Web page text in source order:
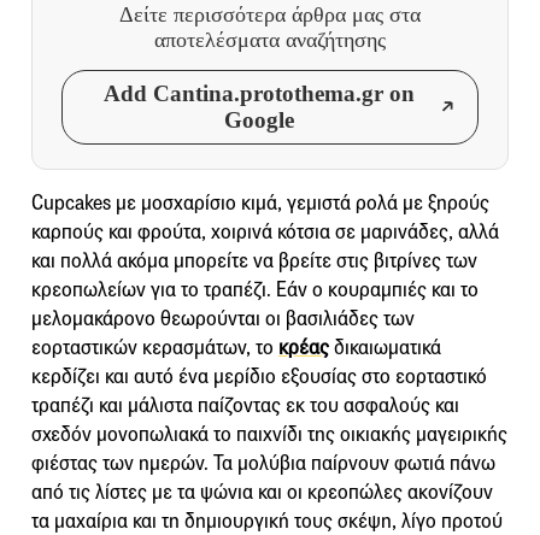
Δείτε περισσότερα άρθρα μας στα
αποτελέσματα αναζήτησης
Add Cantina.protothema.gr on
Google
Cupcakes με μοσχαρίσιο κιμά, γεμιστά ρολά με ξηρούς
καρπούς και φρούτα, χοιρινά κότσια σε μαρινάδες, αλλά
και πολλά ακόμα μπορείτε να βρείτε στις βιτρίνες των
κρεοπωλείων για το τραπέζι. Εάν ο κουραμπιές και το
μελομακάρονο θεωρούνται οι βασιλιάδες των
εορταστικών κερασμάτων, το κρέαςδικαιωματικά
κερδίζει και αυτό ένα μερίδιο εξουσίας στο εορταστικό
τραπέζι και μάλιστα παίζοντας εκ του ασφαλούς και
σχεδόν μονοπωλιακά το παιχνίδι της οικιακής μαγειρικής
φιέστας των ημερών. Τα μολύβια παίρνουν φωτιά πάνω
από τις λίστες με τα ψώνια και οι κρεοπώλες ακονίζουν
τα μαχαίρια και τη δημιουργική τους σκέψη, λίγο προτού